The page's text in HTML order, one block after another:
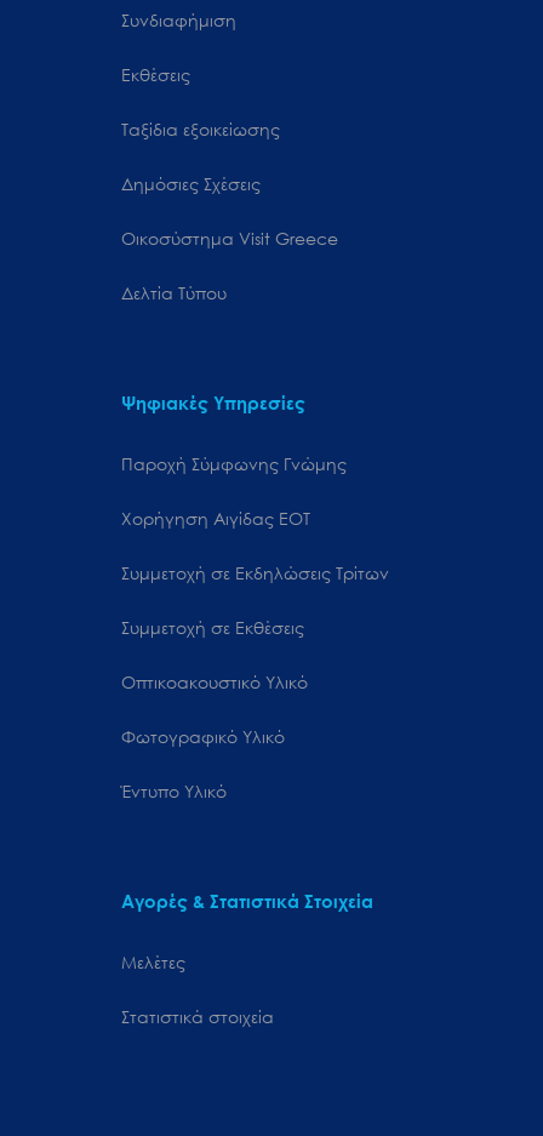
Συνδιαφήμιση
Εκθέσεις
Ταξίδια εξοικείωσης
Δημόσιες Σχέσεις
Oικοσύστημα Visit Greece
Δελτία Τύπου
Ψηφιακές Υπηρεσίες
Παροχή Σύμφωνης Γνώμης
Χορήγηση Αιγίδας ΕΟΤ
Συμμετοχή σε Εκδηλώσεις Τρίτων
Συμμετοχή σε Εκθέσεις
Οπτικοακουστικό Υλικό
Φωτογραφικό Υλικό
Έντυπο Υλικό
Αγορές & Στατιστικά Στοιχεία
Μελέτες
Στατιστικά στοιχεία